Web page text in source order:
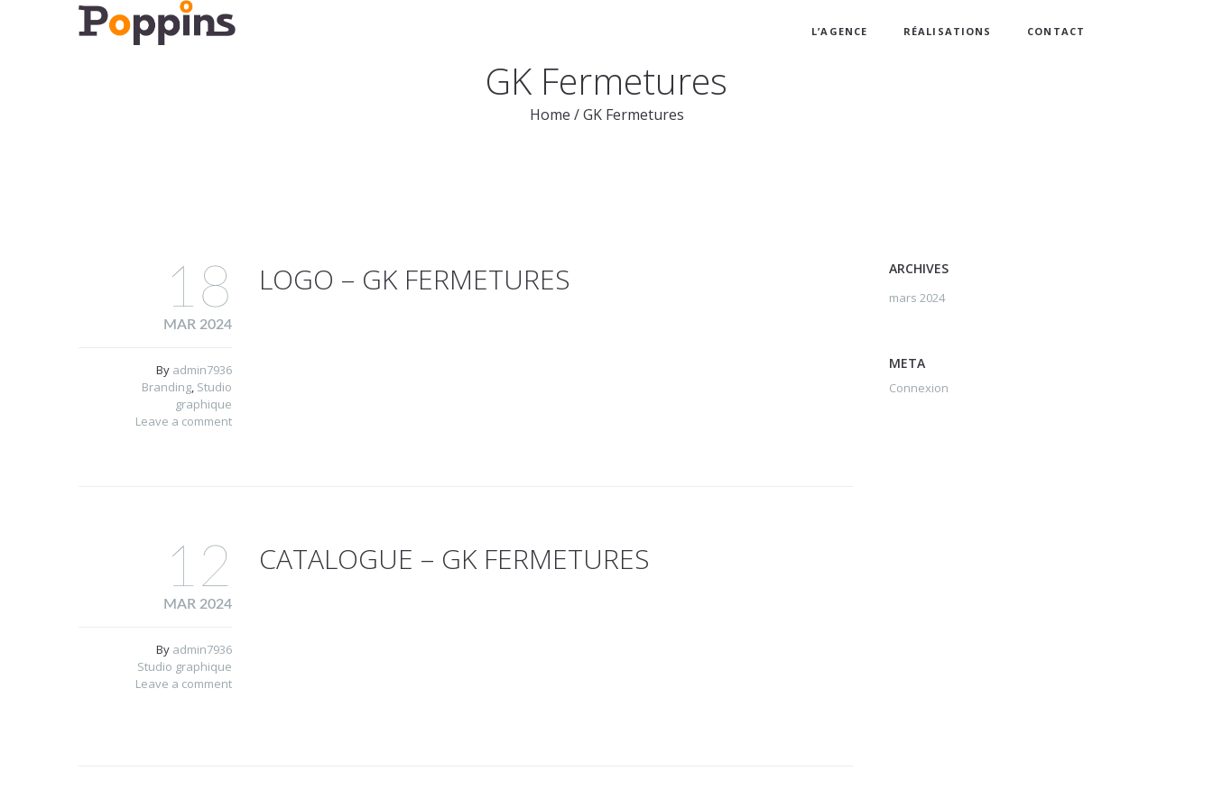
L’AGENCE RÉALISATIONS CONTACT
GK Fermetures
Home /GK Fermetures
LOGO – GK FERMETURES
18
MAR 2024
By admin7936
Branding, Studio
graphique
Leave a comment
CATALOGUE – GK FERMETURES
12
MAR 2024
By admin7936
Studio graphique
Leave a comment
ARCHIVES
mars 2024
META
Connexion